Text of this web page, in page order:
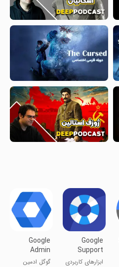
Google
Support
Services
ابزارهای کاربردی
Google
Admin
گوگل ادمین